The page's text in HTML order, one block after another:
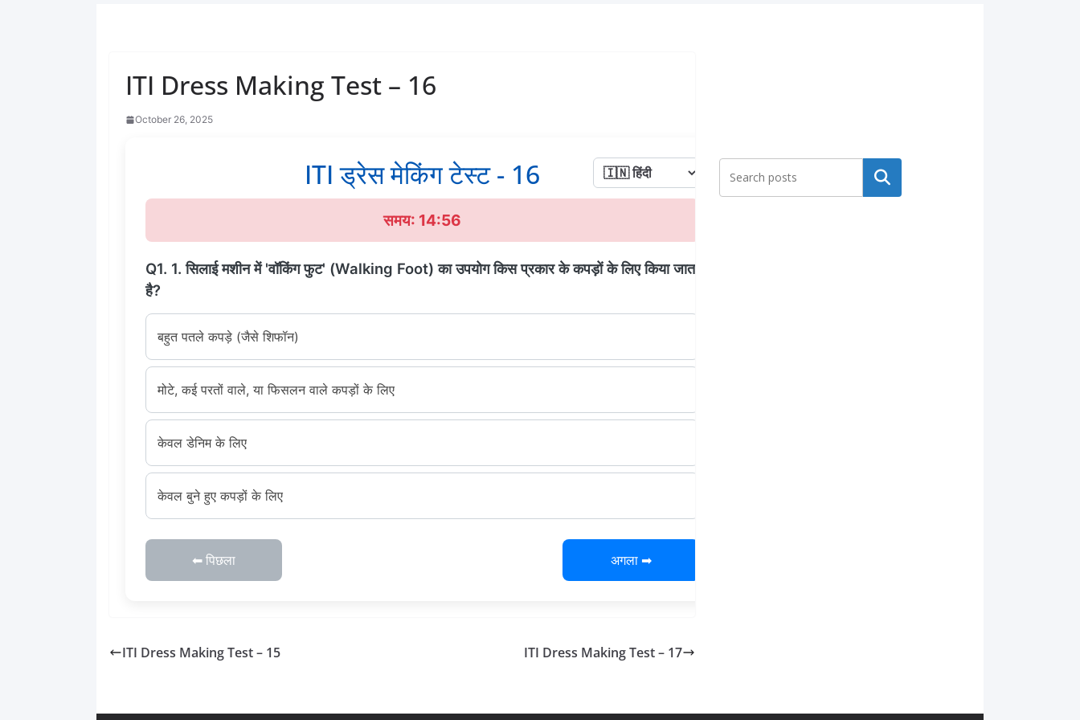
ITI Dress Making Test – 16
October 26, 2025
ITI ड्रेस मेकिंग टेस्ट - 16
समय: 14:56
Q1. 1. सिलाई मशीन में 'वॉकिंग फुट' (Walking Foot) का उपयोग किस प्रकार के कपड़ों के लिए किया जाता
है?
बहुत पतले कपड़े (जैसे शिफॉन)
मोटे, कई परतों वाले, या फिसलन वाले कपड़ों के लिए
केवल डेनिम के लिए
केवल बुने हुए कपड़ों के लिए
⬅ पिछला अगला ➡
ITI Dress Making Test – 15 ITI Dress Making Test – 17
Search